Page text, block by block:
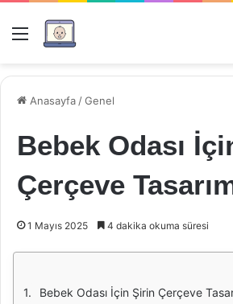
Menü
Anasayfa /Genel
Bebek Odası
Çerçeve
1 Mayıs 2025 4 dakika okuma süresi
Bebek Odası İçin Şirin Çerçeve